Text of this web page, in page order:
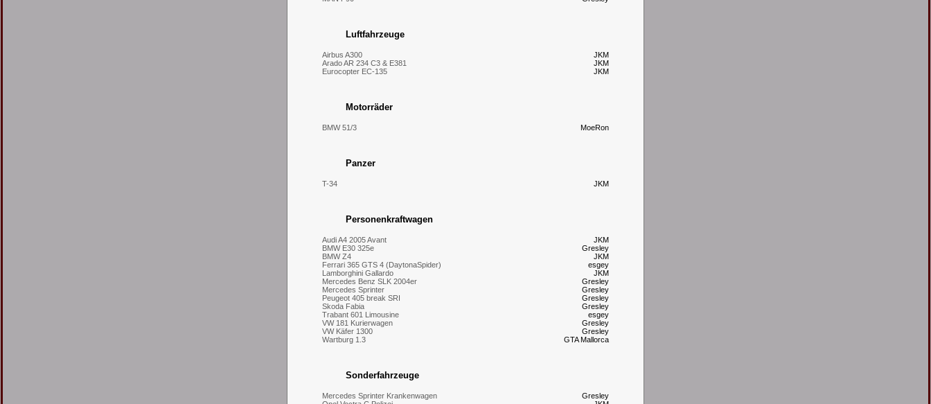
Luftfahrzeuge
JKM
Airbus A300
JKM
Arado AR 234 C3 & E381
JKM
Eurocopter EC-135
Motorräder
MoeRon
BMW 51/3
Panzer
JKM
T-34
Personenkraftwagen
JKM
Audi A4 2005 Avant
Gresley
BMW E30 325e
JKM
BMW Z4
esgey
Ferrari 365 GTS 4 (DaytonaSpider)
JKM
Lamborghini Gallardo
Gresley
Mercedes Benz SLK 2004er
Gresley
Mercedes Sprinter
Gresley
Peugeot 405 break SRI
Gresley
Skoda Fabia
esgey
Trabant 601 Limousine
Gresley
VW 181 Kurierwagen
Gresley
VW Käfer 1300
GTA Mallorca
Wartburg 1.3
Sonderfahrzeuge
Gresley
Mercedes Sprinter Krankenwagen